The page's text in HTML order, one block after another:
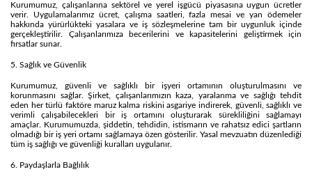
Kurumumuz, çalışanlarına sektörel ve yerel işgücü piyasasına uygun ücretler
verir. Uygulamalarımız ücret, çalışma saatleri, fazla mesai ve yan ödemeler
hakkında yürürlükteki yasalara ve iş sözleşmelerine tam bir uygunluk içinde
gerçekleştirilir. Çalışanlarımıza becerilerini ve kapasitelerini geliştirmek için
fırsatlar sunar.
5. Sağlık ve Güvenlik
Kurumumuz, güvenli ve sağlıklı bir işyeri ortamının oluşturulmasını ve
korunmasını sağlar. Şirket, çalışanlarımızın kaza, yaralanma ve sağlığı tehdit
eden her türlü faktöre maruz kalma riskini asgariye indirerek, güvenli, sağlıklı ve
verimli çalışabilecekleri bir iş ortamını oluşturarak sürekliliğini sağlamayı
amaçlar. Kurumumuzda, şiddetin, tehdidin, istismarın ve rahatsız edici şartların
olmadığı bir iş yeri ortamı sağlamaya özen gösterilir. Yasal mevzuatın düzenlediği
tüm iş sağlığı ve güvenliği kuralları uygulanır.
6. Paydaşlarla Bağlılık